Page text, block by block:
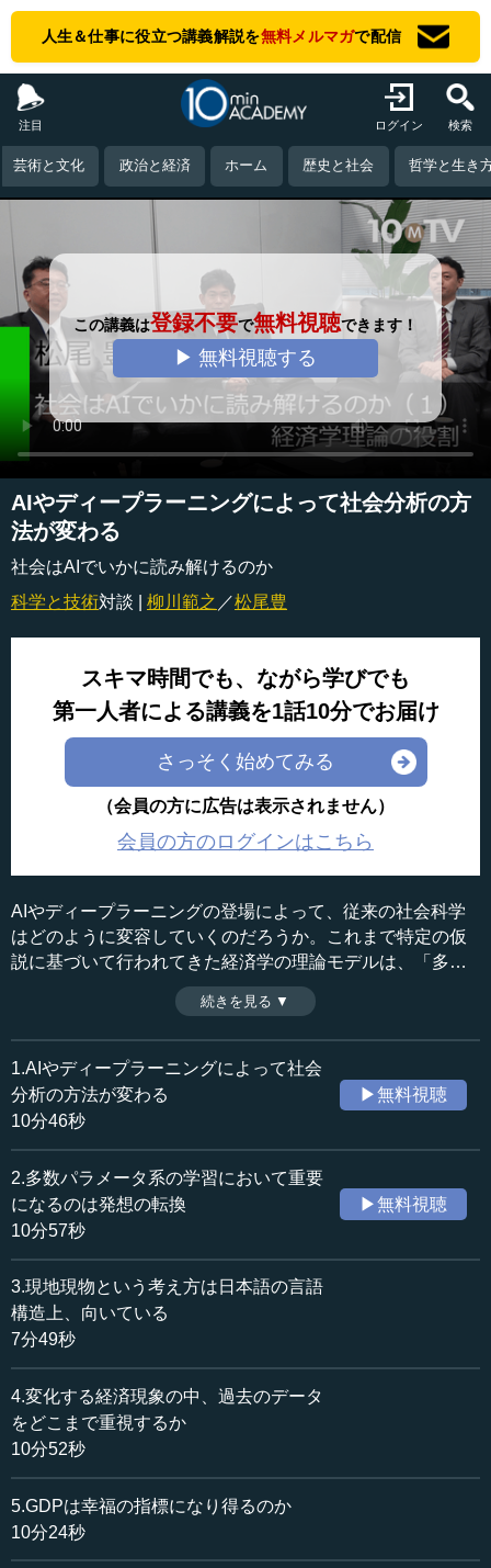
人生＆仕事に役立つ講義解説を無料メルマガで配信
注目 ログイン 検索
芸術と文化 政治と経済 ホーム 歴史と社会 哲学と生き
この講義は登録不要で無料視聴できます！
▶ 無料視聴する
AIやディープラーニングによって社会分析の方
法が変わる
社会はAIでいかに読み解けるのか
科学と技術対談 | 柳川範之 ／松尾豊
スキマ時間でも、ながら学びでも
第一人者による講義を1話10分でお届け
さっそく始めてみる
（会員の方に広告は表示されません）
会員の方のログインはこちら
AIやディープラーニングの登場によって、従来の社会科学
はどのように変容していくのだろうか。これまで特定の仮
説に基づいて行われてきた経済学の理論モデルは、「多数
パラメータの科学」の導入により、転換していくかもしれ
ない。（全8話中第1話）
※司会者：川上達史（テンミニッツTV編集長）
収録日：2020年3月3日
追加日：2020年4月21日
カテゴリー：
科学技術
≪全文≫
●理論に基づいて現実を観察していくのが今までの経
―― 皆さま、こんにちは。本日は、柳川範之先生と松尾
豊先生に「社会はAIでいかに読み解けるのか」というテー
マでお話をいただきたいと思います。どうぞよろしくお願
松尾 よろしくお願いします。
柳川 よろしくお願いします。
―― 今日のテーマは、ディープラーニングと社会科学お
続きを見る ▼
1.AIやディープラーニングによって社会
分析の方法が変わる
10分46秒
▶無料視聴
2.多数パラメータ系の学習において重要
になるのは発想の転換
10分57秒
▶無料視聴
3.現地現物という考え方は日本語の言語
構造上、向いている
7分49秒
4.変化する経済現象の中、過去のデータ
をどこまで重視するか
10分52秒
5.GDPは幸福の指標になり得るのか
10分24秒